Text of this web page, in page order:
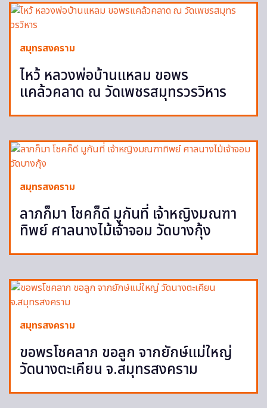
สมุทรสงคราม
ไหว้ หลวงพ่อบ้านแหลม ขอพร
แคล้วคลาด ณ วัดเพชรสมุทรวรวิหาร
สมุทรสงคราม
ลาภก็มา โชคก็ดี มูกันที่ เจ้าหญิงมณฑา
ทิพย์ ศาลนางไม้เจ้าจอม วัดบางกุ้ง
สมุทรสงคราม
ขอพรโชคลาภ ขอลูก จากยักษ์แม่ใหญ่
วัดนางตะเคียน จ.สมุทรสงคราม